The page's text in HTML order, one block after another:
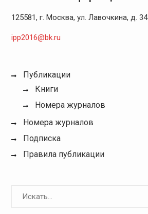
125581, г. Москва, ул. Лавочкина, д. 34
ipp2016@bk.ru
Публикации
Книги
Номера журналов
Номера журналов
Подписка
Правила публикации